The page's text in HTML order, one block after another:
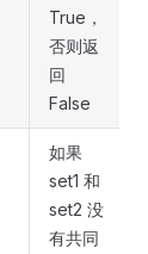
True，
否则返
回
False
如果
set1 和
set2 没
有共同